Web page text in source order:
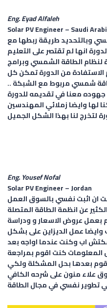
Eng. Eyad Alfaleh
Solar PV Engineer –Saudi
وبالتحديد طريقة ربطها مع
انها لم تقتصر على التعليم
لنظام الطاقة الشمسي وبرامج
الاستفادة من الدورة تمكن كل
شمسي مربوط مع الشبكة ..
معنا في تقديمه للدورة
لها وايضا زملائي المهندسين
لتخرج لنا بهذا الشكل الجميل
Eng. Yousef Nofal
Solar PV Engineer –Jordan
ان اثبت نفسي بالسوق العمل
عن انظمة الطاقة المتصلة
عروض الاسعار و ودراسة
عمل الديزاين على بشكل
اب وكنت عندما اواجه بعد
كنت اقوم بمراجعة
بعدها بحل المشكلة ولكي
علاء منون على شرحه الكافي
تطوير نفسي في مجال الطاقة